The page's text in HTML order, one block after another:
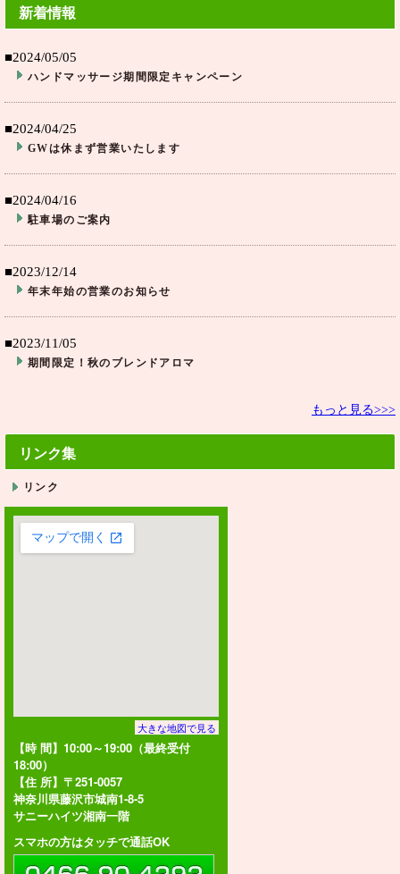
新着情報
■2024/05/05
ハンドマッサージ期間限定キャンペーン
■2024/04/25
GWは休まず営業いたします
■2024/04/16
駐車場のご案内
■2023/12/14
年末年始の営業のお知らせ
■2023/11/05
期間限定！秋のブレンドアロマ
もっと見る>>>
リンク集
リンク
大きな地図で見る
【時 間】10:00～19:00（最終受付
18:00）
【住 所】〒251-0057
神奈川県藤沢市城南1-8-5
サニーハイツ湘南一階
スマホの方はタッチで通話OK